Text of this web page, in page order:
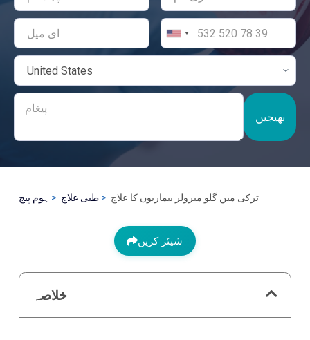
بھیجیں
ہوم پیج طبی علاج ترکی میں گلو میرولر بیماریوں کا علاج
شیئر کریں
خلاصہ